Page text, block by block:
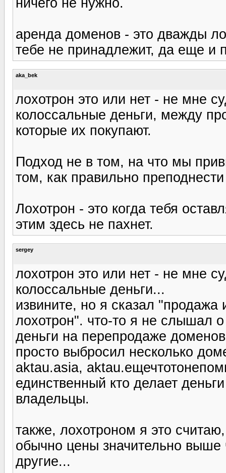
аренда доменов - это дважды
тебе не принадлежит, да еще и
aka_bek
лохотрон это или нет - не мне
колоссальные деньги, между
которые их покупают.
Подход не в том, на что мы
том, как правильно
Лохотрон - это когда тебя
этим здесь не пахнет.
sergey
лохотрон это или нет - не мне
колоссальные деньги...
извините, но я сказал
лохотрон". что-то я не слышал
деньги на перепродаже
просто выбросил несколько
aktau.asia,
единственный кто делает
владельцы.
также, лохотроном я это
обычно цены значительно
другие...